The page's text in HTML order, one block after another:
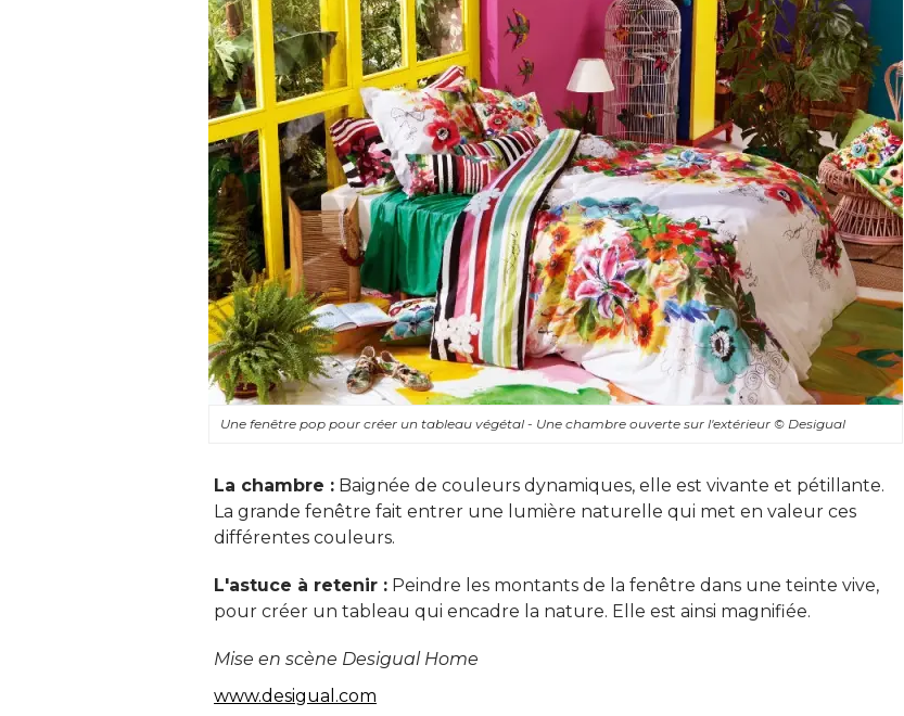
Une fenêtre pop pour créer un tableau végétal - Une chambre ouverte sur l'extérieur© Desigual
La chambre : Baignée de couleurs dynamiques, elle est vivante et pétillante.
La grande fenêtre fait entrer une lumière naturelle qui met en valeur ces
différentes couleurs.
L'astuce à retenir : Peindre les montants de la fenêtre dans une teinte vive,
pour créer un tableau qui encadre la nature. Elle est ainsi magnifiée.
Mise en scène Desigual Home
www.desigual.com